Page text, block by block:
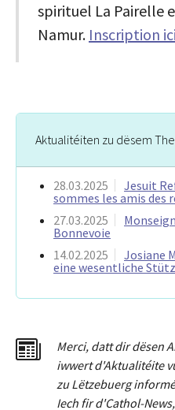
spirituel La Pairelle
Namur. Inscription ici
Aktualitéiten zu dësem
28.03.2025
Jesuit
sommes les amis des
27.03.2025
Bonnevoie
14.02.2025
Josiane
eine wesentliche
Merci, dattdir dësen
iwwert d'Aktualitéite
zu Lëtzebuerg
Iech fir d'Cathol-